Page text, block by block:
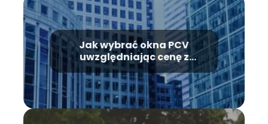
Jak wybrać okna PCV
uwzględniając cenę z
montażem?